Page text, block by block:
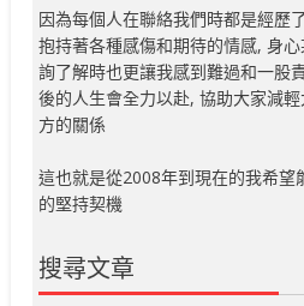
因為每個人在聯絡我們時都是經歷
抱持著各種感傷和期待的情感, 身
詢了解時也更讓我感到難過和一股
後的人生會全力以赴, 協助大家減
方的關係
這也就是從2008年到現在的我希望
的堅持契機
搜尋文章